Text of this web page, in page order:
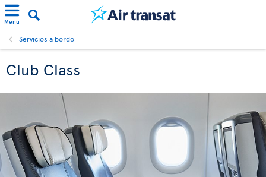
Menu
Servicios a bordo
Club Class